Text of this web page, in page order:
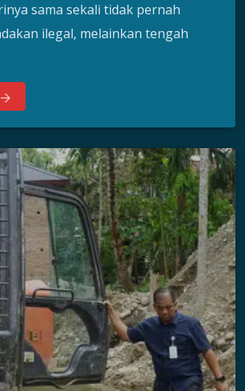
sama sekali tidak pernah
ilegal, melainkan tengah
arrow_forward